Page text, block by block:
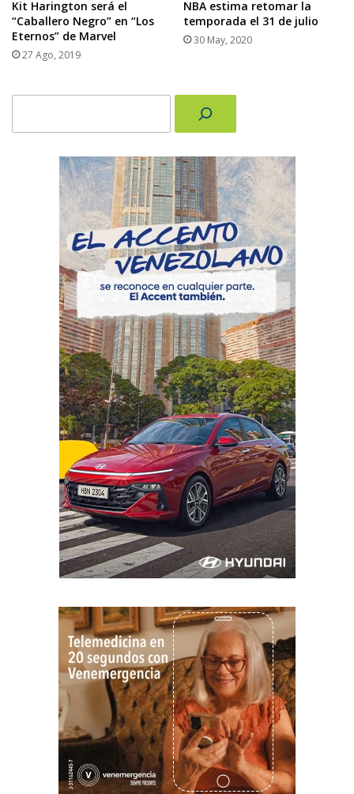
Kit Harington será el
“Caballero Negro” en “Los
Eternos” de Marvel
27 Ago, 2019
NBA estima retomar la
temporada el 31 de julio
30 May, 2020